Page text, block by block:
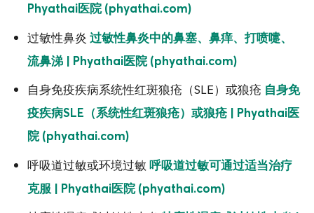
Phyathai医院 (phyathai.com)
过敏性鼻炎过敏性鼻炎中的鼻塞、鼻痒、打喷嚏、
流鼻涕 | Phyathai医院 (phyathai.com)
自身免疫疾病系统性红斑狼疮（SLE）或狼疮 自身免
疫疾病SLE（系统性红斑狼疮）或狼疮 | Phyathai医
院 (phyathai.com)
呼吸道过敏或环境过敏呼吸道过敏可通过适当治疗
克服 | Phyathai医院 (phyathai.com)